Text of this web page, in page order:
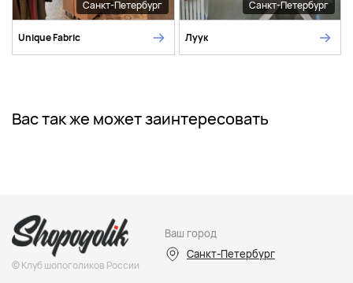
Санкт-Петербург
Unique Fabric
Санкт-Петербург
Луук
Вас так же может заинтересовать
© Клуб шопоголиков России
Ваш город
Санкт-Петербург